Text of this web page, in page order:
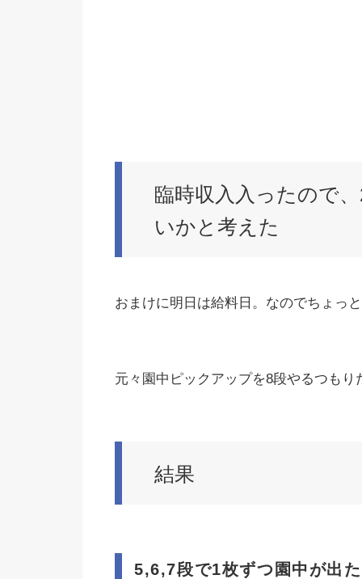
臨時収入入ったので
いかと考えた
おまけに明日は給料日。なのでちょっ
元々園中ピックアップを8段やるつも
結果
5,6,7段で1枚ずつ園中が出た